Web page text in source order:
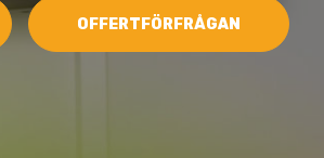
OFFERTFÖRFRÅGAN